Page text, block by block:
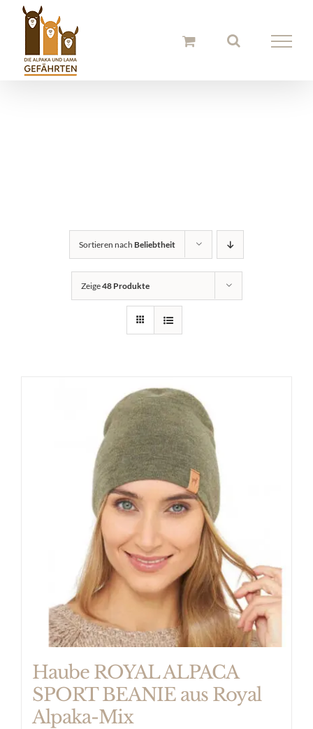
Zum
Inhalt
springen
Sortieren nach Beliebtheit
Zeige48 Produkte
Haube ROYAL ALPACA
SPORT BEANIE aus Royal
Alpaka-Mix